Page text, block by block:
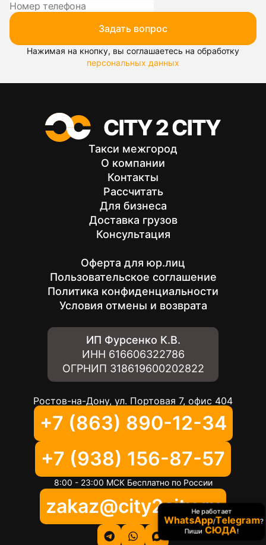
Задать вопрос
Нажимая на кнопку, вы соглашаетесь на обработку
персональных данных
Такси межгород
О компании
Контакты
Рассчитать
Для бизнеса
Доставка грузов
Консультация
Оферта для юр.лиц
Пользовательское соглашение
Политика конфиденциальности
Условия отмены и возврата
ИП Фурсенко К.В.
ИНН 616606322786
ОГРНИП 318619600202822
Ростов-на-Дону, ул. Портовая 7, офис 404
+7 (863) 890-12-34
+7 (938) 156-87-57
8:00 - 23:00 МСК Бесплатно по России
zakaz@city2city.ru
Не работает
WhatsApp/Telegram?
Пиши СЮДА!